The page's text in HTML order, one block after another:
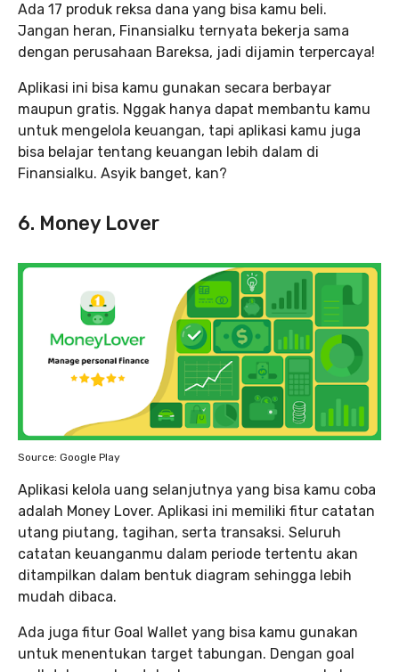
Ada 17 produk reksa dana yang bisa kamu beli.
Jangan heran, Finansialku ternyata bekerja sama
dengan perusahaan Bareksa, jadi dijamin terpercaya!
Aplikasi ini bisa kamu gunakan secara berbayar
maupun gratis. Nggak hanya dapat membantu kamu
untuk mengelola keuangan, tapi aplikasi kamu juga
bisa belajar tentang keuangan lebih dalam di
Finansialku. Asyik banget, kan?
6. Money Lover
Source: Google Play
Aplikasi kelola uang selanjutnya yang bisa kamu coba
adalah Money Lover. Aplikasi ini memiliki fitur catatan
utang piutang, tagihan, serta transaksi. Seluruh
catatan keuanganmu dalam periode tertentu akan
ditampilkan dalam bentuk diagram sehingga lebih
mudah dibaca.
Ada juga fitur Goal Wallet yang bisa kamu gunakan
untuk menentukan target tabungan. Dengan goal